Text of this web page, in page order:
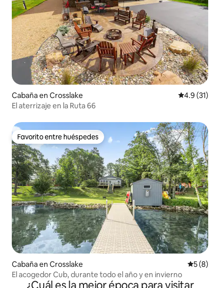
Cabaña en Crosslake Calificación
4.9 (31)
El aterrizaje en la Ruta 66
Favorito entre huéspedes
Favorito entre huéspedes
Cabaña en Crosslake
5 (8)
El acogedor Cub, durante todo el año y en invierno